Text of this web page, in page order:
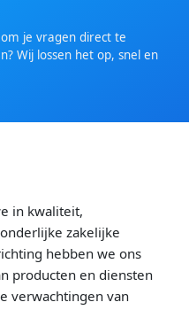
je vragen direct te
Wij lossen het op, snel en
in kwaliteit,
zakelijke
hebben we ons
producten en diensten
verwachtingen van